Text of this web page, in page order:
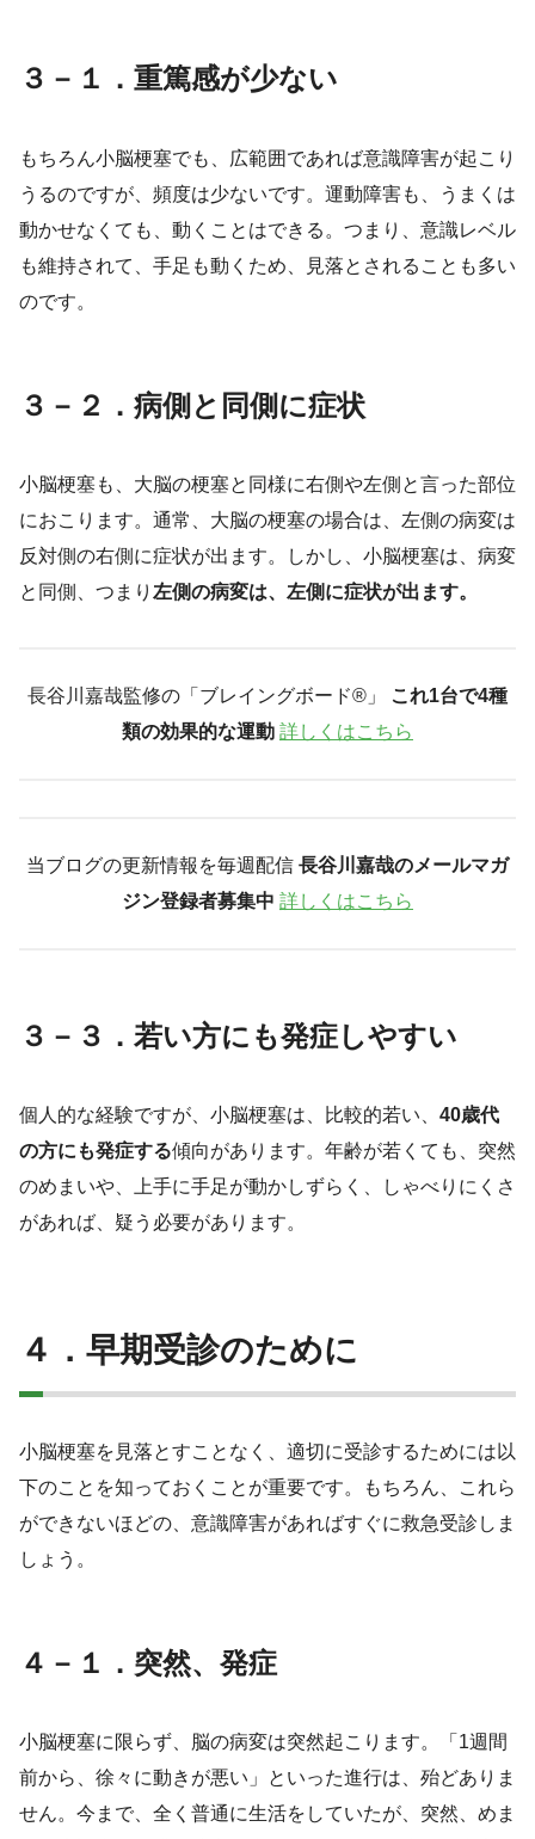
３－１．重篤感が少ない
もちろん小脳梗塞でも、広範囲であれば意識障害が起こり
うるのですが、頻度は少ないです。運動障害も、うまくは
動かせなくても、動くことはできる。つまり、意識レベル
も維持されて、手足も動くため、見落とされることも多い
のです。
３－２．病側と同側に症状
小脳梗塞も、大脳の梗塞と同様に右側や左側と言った部位
におこります。通常、大脳の梗塞の場合は、左側の病変は
反対側の右側に症状が出ます。しかし、小脳梗塞は、病変
と同側、つまり 左側の病変は、左側に症状が出ます。
長谷川嘉哉監修の「ブレイングボード®︎」
これ1台で4種
類の効果的な運動 詳しくはこちら
当ブログの更新情報を毎週配信 長谷川嘉哉のメールマガ
ジン登録者募集中 詳しくはこちら
３－３．若い方にも発症しやすい
個人的な経験ですが、小脳梗塞は、比較的若い、 40歳代
の方にも発症する傾向があります。年齢が若くても、突然
のめまいや、上手に手足が動かしずらく、しゃべりにくさ
があれば、疑う必要があります。
４．早期受診のために
小脳梗塞を見落とすことなく、適切に受診するためには以
下のことを知っておくことが重要です。もちろん、これら
ができないほどの、意識障害があればすぐに救急受診しま
しょう。
４－１．突然、発症
小脳梗塞に限らず、脳の病変は突然起こります。「1週間
前から、徐々に動きが悪い」といった進行は、殆どありま
せん。今まで、全く普通に生活をしていたが、突然、めま